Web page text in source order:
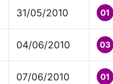
31/05/2010 01
04/06/2010 03
07/06/2010 01